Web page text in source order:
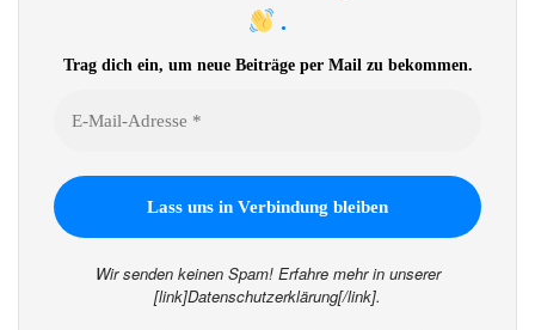
.
Trag dich ein, um neue Beiträge per Mail zu bekommen.
Wir senden keinen Spam! Erfahre mehr in unserer
[link]Datenschutzerklärung[/link].